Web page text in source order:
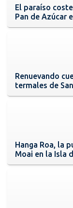
El paraíso
Pan de Azúcar
Renuevando
termales de
Hanga Roa, la
Moai en la Isla